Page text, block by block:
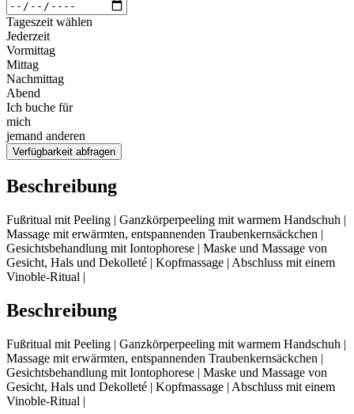
Tageszeit wählen
Jederzeit
Vormittag
Mittag
Nachmittag
Abend
Ich buche für
mich
jemand anderen
Verfügbarkeit abfragen
Beschreibung
Fußritual mit Peeling | Ganzkörperpeeling mit warmem Handschuh |
Massage mit erwärmten, entspannenden Traubenkernsäckchen |
Gesichtsbehandlung mit Iontophorese | Maske und Massage von
Gesicht, Hals und Dekolleté | Kopfmassage | Abschluss mit einem
Vinoble-Ritual |
Beschreibung
Fußritual mit Peeling | Ganzkörperpeeling mit warmem Handschuh |
Massage mit erwärmten, entspannenden Traubenkernsäckchen |
Gesichtsbehandlung mit Iontophorese | Maske und Massage von
Gesicht, Hals und Dekolleté | Kopfmassage | Abschluss mit einem
Vinoble-Ritual |